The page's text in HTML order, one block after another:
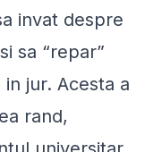
invat despre
sa “repar”
jur. Acesta a
rand,